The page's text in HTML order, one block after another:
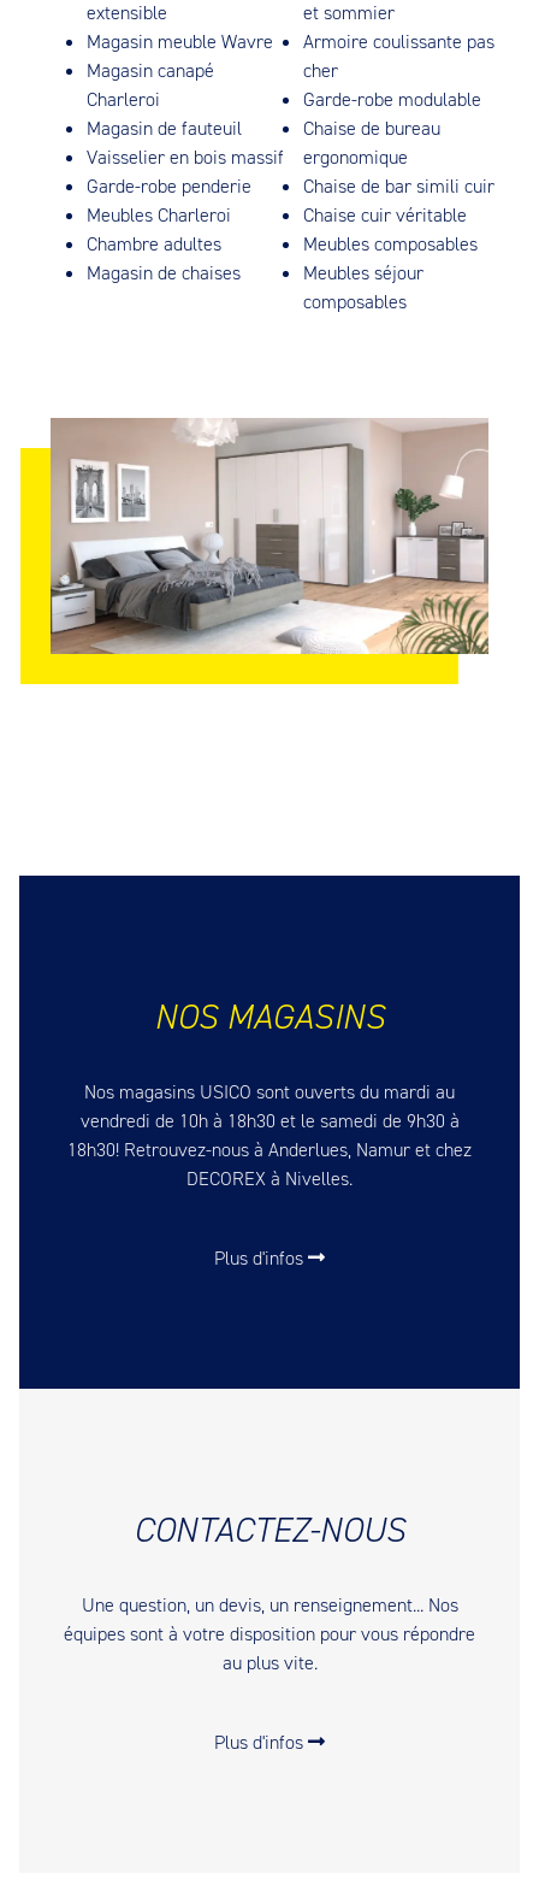
extensible
Magasin meuble Wavre
Magasin canapé
Charleroi
Magasin de fauteuil
Vaisselier en bois massif
Garde-robe penderie
Meubles Charleroi
Chambre adultes
Magasin de chaises
et sommier
Armoire coulissante pas
cher
Garde-robe modulable
Chaise de bureau
ergonomique
Chaise de bar simili cuir
Chaise cuir véritable
Meubles composables
Meubles séjour
composables
NOS MAGASINS
Nos magasins USICO sont ouverts du mardi au
vendredi de 10h à 18h30 et le samedi de 9h30 à
18h30! Retrouvez-nous à Anderlues, Namur et chez
DECOREX à Nivelles.
Plus d'infos
CONTACTEZ-NOUS
Une question, un devis, un renseignement... Nos
équipes sont à votre disposition pour vous répondre
au plus vite.
Plus d'infos